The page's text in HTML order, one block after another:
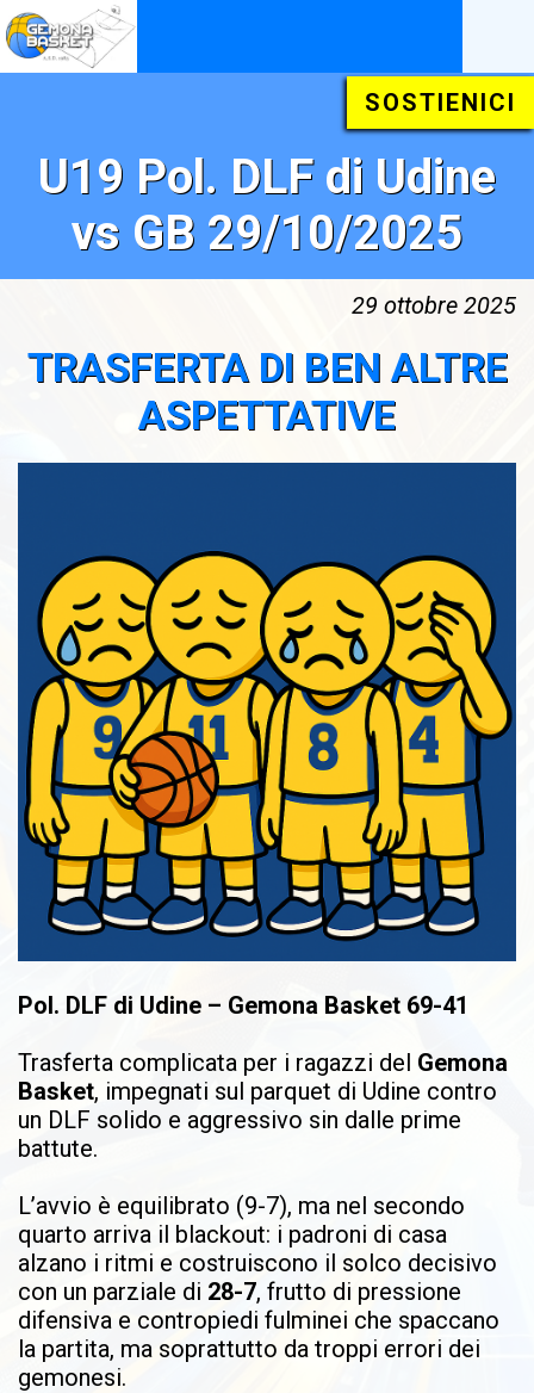
SOSTIENICI
U19 Pol. DLF di Udine
vs GB 29/10/2025
29 ottobre 2025
TRASFERTA DI BEN ALTRE
ASPETTATIVE
Pol. DLF di Udine – Gemona Basket 69-41
Trasferta complicata per i ragazzi del Gemona
Basket, impegnati sul parquet di Udine contro
un DLF solido e aggressivo sin dalle prime
battute.
L’avvio è equilibrato (9-7), ma nel secondo
quarto arriva il blackout: i padroni di casa
alzano i ritmi e costruiscono il solco decisivo
con un parziale di 28-7, frutto di pressione
difensiva e contropiedi fulminei che spaccano
la partita, ma soprattutto da troppi errori dei
gemonesi.